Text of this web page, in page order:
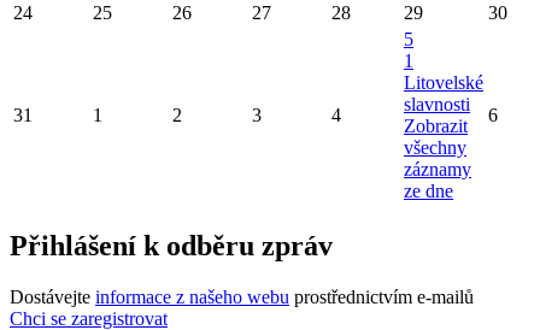
24 25 26 27 28 29 30
31 1 2 3 4
5
1
Litovelské
slavnosti
Zobrazit
všechny
záznamy
ze dne
6
Přihlášení k odběru zpráv
Dostávejte informace z našeho webu prostřednictvím e-mailů
Chci se zaregistrovat